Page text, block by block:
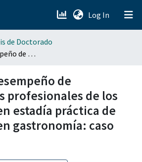
Log In (current)
de Doctorado
Niveles del desempeño de competencias profesionales de los estudiantes en estadía práctica de licenciatura en gastronomía: caso UTP
de
profesionales de los
estadía práctica de
gastronomía: caso